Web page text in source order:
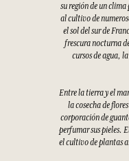
su región de un
al cultivo de
el sol del sur de
frescura nocturna
cursos de agua,
Entre la tierra y el
la cosecha de
corporación de
perfumar sus pieles.
el cultivo de plantas